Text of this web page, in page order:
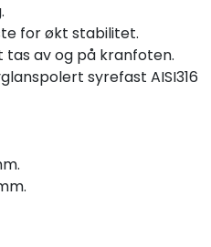
for økt stabilitet.
av og på kranfoten.
syrefast AISI316